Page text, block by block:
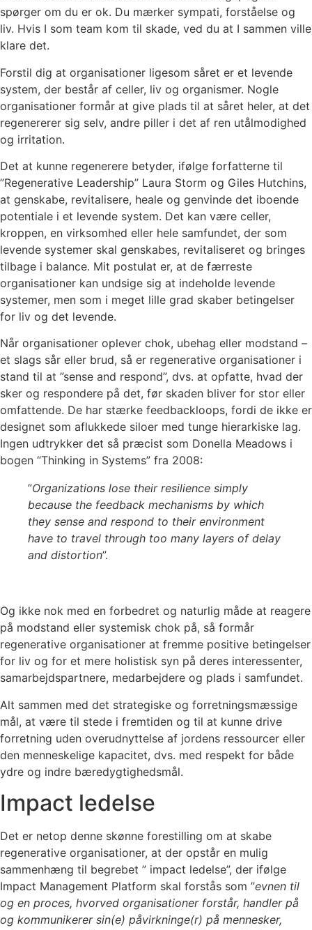
spørger om du er ok. Du mærker sympati, forståelse og
liv. Hvis I som team kom til skade, ved du at I sammen ville
klare det.
Forstil dig at organisationer ligesom såret er et levende
system, der består af celler, liv og organismer. Nogle
organisationer formår at give plads til at såret heler, at det
regenererer sig selv, andre piller i det af ren utålmodighed
og irritation.
Det at kunne regenerere betyder, ifølge forfatterne til
”Regenerative Leadership” Laura Storm og Giles Hutchins,
at genskabe, revitalisere, heale og genvinde det iboende
potentiale i et levende system. Det kan være celler,
kroppen, en virksomhed eller hele samfundet, der som
levende systemer skal genskabes, revitaliseret og bringes
tilbage i balance. Mit postulat er, at de færreste
organisationer kan undsige sig at indeholde levende
systemer, men som i meget lille grad skaber betingelser
for liv og det levende.
Når organisationer oplever chok, ubehag eller modstand –
et slags sår eller brud, så er regenerative organisationer i
stand til at ”sense and respond”, dvs. at opfatte, hvad der
sker og respondere på det, før skaden bliver for stor eller
omfattende. De har stærke feedbackloops, fordi de ikke er
designet som aflukkede siloer med tunge hierarkiske lag.
Ingen udtrykker det så præcist som Donella Meadows i
bogen “Thinking in Systems” fra 2008:
”Organizations lose their resilience simply
because the feedback mechanisms by which
they sense and respond to their environment
have to travel through too many layers of delay
and distortion”.
Og ikke nok med en forbedret og naturlig måde at reagere
på modstand eller systemisk chok på, så formår
regenerative organisationer at fremme positive betingelser
for liv og for et mere holistisk syn på deres interessenter,
samarbejdspartnere, medarbejdere og plads i samfundet.
Alt sammen med det strategiske og forretningsmæssige
mål, at være til stede i fremtiden og til at kunne drive
forretning uden overudnyttelse af jordens ressourcer eller
den menneskelige kapacitet, dvs. med respekt for både
ydre og indre bæredygtighedsmål.
Impact ledelse
Det er netop denne skønne forestilling om at skabe
regenerative organisationer, at der opstår en mulig
sammenhæng til begrebet ” impact ledelse”, der ifølge
Impact Management Platform skal forstås som ”evnen til
og en proces, hvorved organisationer forstår, handler på
og kommunikerer sin(e) påvirkninge(r) på mennesker,